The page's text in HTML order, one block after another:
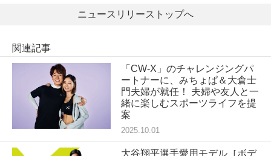
ニュースリリーストップへ
関連記事
「CW-X」のチャレンジングパ
ートナーに、みちょぱ＆大倉士
門夫婦が就任！ 夫婦や友人と一
緒に楽しむスポーツライフを提
案
2025.10.01
大谷翔平選手愛用モデル［ボデ